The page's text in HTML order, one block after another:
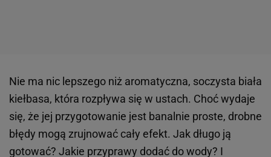
Nie ma nic lepszego niż aromatyczna, soczysta biała
kiełbasa, która rozpływa się w ustach. Choć wydaje
się, że jej przygotowanie jest banalnie proste, drobne
błędy mogą zrujnować cały efekt. Jak długo ją
gotować? Jakie przyprawy dodać do wody? I